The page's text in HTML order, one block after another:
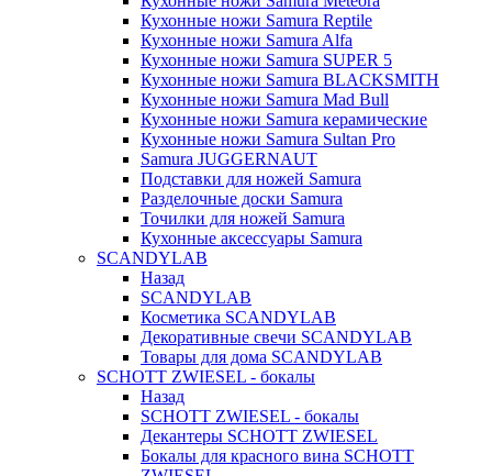
Кухонные ножи Samura Reptile
Кухонные ножи Samura Alfa
Кухонные ножи Samura SUPER 5
Кухонные ножи Samura BLACKSMITH
Кухонные ножи Samura Mad Bull
Кухонные ножи Samura керамические
Кухонные ножи Samura Sultan Pro
Samura JUGGERNAUT
Подставки для ножей Samura
Разделочные доски Samura
Точилки для ножей Samura
Кухонные аксессуары Samura
SCANDYLAB
Назад
SCANDYLAB
Косметика SCANDYLAB
Декоративные свечи SCANDYLAB
Товары для дома SCANDYLAB
SCHOTT ZWIESEL - бокалы
Назад
SCHOTT ZWIESEL - бокалы
Декантеры SCHOTT ZWIESEL
Бокалы для красного вина SCHOTT